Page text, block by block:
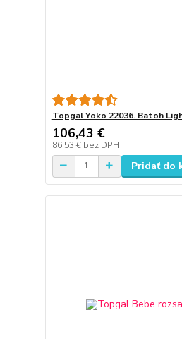
Topgal Yoko 22036. Batoh
106,43 €
86,53 € bez DPH
Pridať do